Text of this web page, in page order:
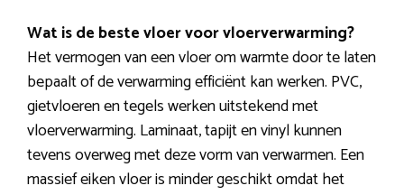
Wat is de beste vloer voor vloerverwarming?
Het vermogen van een vloer om warmte door te laten
bepaalt of de verwarming efficiënt kan werken. PVC,
gietvloeren en tegels werken uitstekend met
vloerverwarming. Laminaat, tapijt en vinyl kunnen
tevens overweg met deze vorm van verwarmen. Een
massief eiken vloer is minder geschikt omdat het